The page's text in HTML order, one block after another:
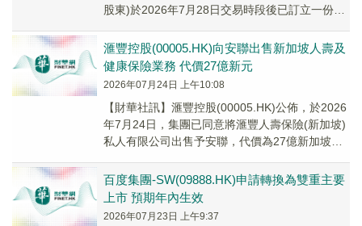
股東)於2026年7月28日交易時段後已訂立一份買
滙豐控股(00005.HK)向安聯出售新加坡人壽及
健康保險業務 代價27億新元
2026年07月24日 上午10:08
【財華社訊】滙豐控股(00005.HK)公佈，於2026
年7月24日，集團已同意將滙豐人壽保險(新加坡)
私人有限公司出售予安聯，代價為27億新加坡元
百度集團-SW(09888.HK)申請轉換為雙重主要
上市 預期年內生效
2026年07月23日 上午9:37